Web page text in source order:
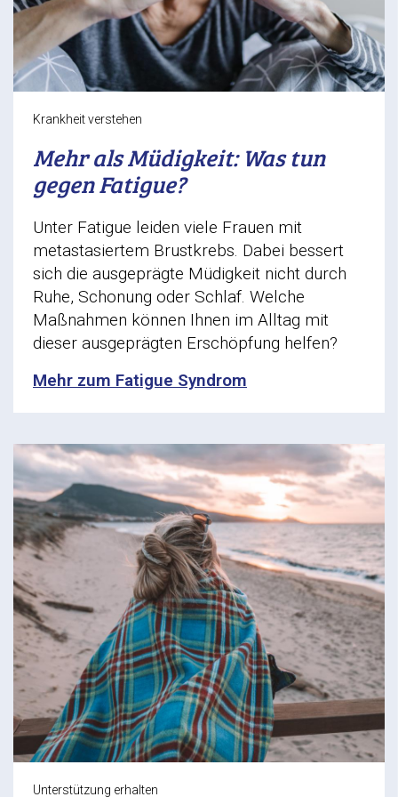
Krankheit verstehen
Mehr als Müdigkeit: Was tun
gegen Fatigue?
Unter Fatigue leiden viele Frauen mit
metastasiertem Brustkrebs. Dabei bessert
sich die ausgeprägte Müdigkeit nicht durch
Ruhe, Schonung oder Schlaf. Welche
Maßnahmen können Ihnen im Alltag mit
dieser ausgeprägten Erschöpfung helfen?
Mehr zum Fatigue Syndrom
Unterstützung erhalten